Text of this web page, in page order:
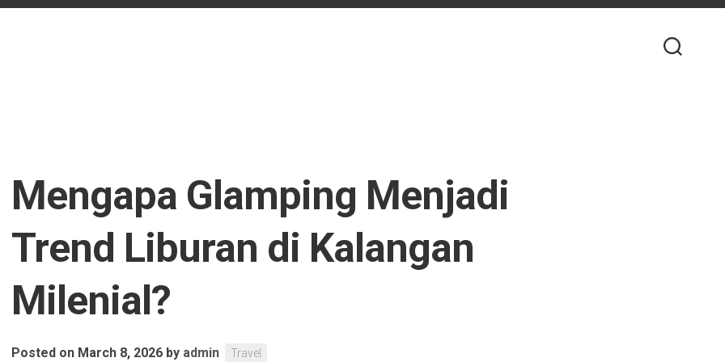
Mengapa Glamping Menjadi
Trend Liburan di Kalangan
Milenial?
Posted on March 8, 2026 by admin Travel